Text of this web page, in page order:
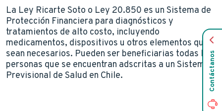
Contáctanos
La Ley Ricarte Soto o Ley 20.850 es un Sistema de
Protección Financiera para diagnósticos y
tratamientos de alto costo, incluyendo
medicamentos, dispositivos u otros elementos que
sean necesarios. Pueden ser beneficiarias todas las
personas que se encuentran adscritas a un Sistema
Previsional de Salud en Chile.